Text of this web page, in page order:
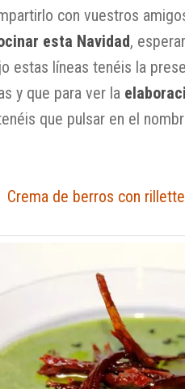
con vuestros
esta Navidad,
estas líneas tenéis la
y que para ver la
que pulsar en el
Crema de berros con